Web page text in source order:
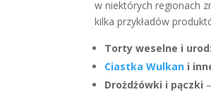
w niektórych regionach
kilka przykładów
Torty weselne i
Ciastka Wulkan i
Drożdżówki i pączki